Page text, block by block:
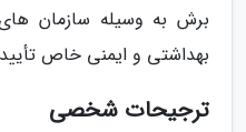
برش به وسیله سازمان های
بهداشتی و ایمنی خاص
ترجیحات شخصی